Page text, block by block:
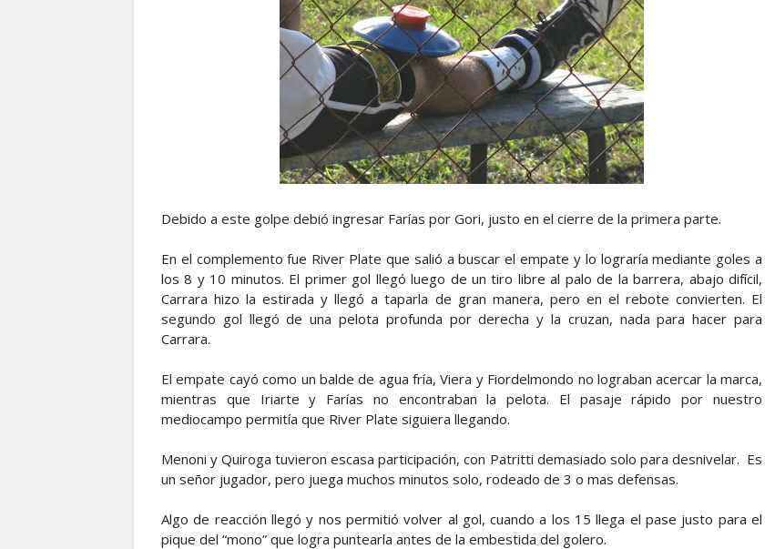
Debido a este golpe debió ingresar Farías por Gori, justo en el cierre de la primera parte.
En el complemento fue River Plate que salió a buscar el empate y lo lograría mediante goles a
los 8 y 10 minutos. El primer gol llegó luego de un tiro libre al palo de la barrera, abajo difícil,
Carrara hizo la estirada y llegó a taparla de gran manera, pero en el rebote convierten. El
segundo gol llegó de una pelota profunda por derecha y la cruzan, nada para hacer para
Carrara.
El empate cayó como un balde de agua fría, Viera y Fiordelmondo no lograban acercar la marca,
mientras que Iriarte y Farías no encontraban la pelota. El pasaje rápido por nuestro
mediocampo permitía que River Plate siguiera llegando.
Menoni y Quiroga tuvieron escasa participación, con Patritti demasiado solo para desnivelar. Es
un señor jugador, pero juega muchos minutos solo, rodeado de 3 o mas defensas.
Algo de reacción llegó y nos permitió volver al gol, cuando a los 15 llega el pase justo para el
pique del “mono” que logra puntearla antes de la embestida del golero.